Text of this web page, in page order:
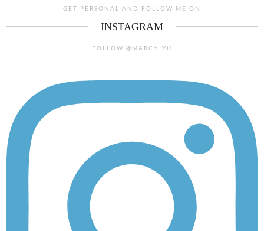
GET PERSONAL AND FOLLOW ME ON
INSTAGRAM
FOLLOW @MARCY_YU